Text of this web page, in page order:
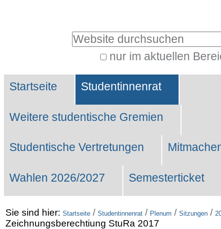
Website durchsuchen
nur im aktuellen
Suche…
Sektionen
Startseite Studentinnenrat
Weitere studentische Gremien
Studentische Vertretungen
Wahlen 2026/2027 Semesterticket
Sie sind hier: Startseite / Studentinnenrat / Plenum / Sitzungen /
Zeichnungsberechtiung StuRa 2017